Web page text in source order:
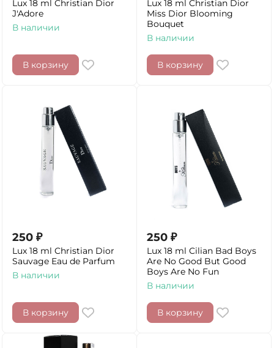
Lux 18 ml Christian Dior
J'Adore
В наличии
В корзину
Lux 18 ml Christian Dior
Miss Dior Blooming
Bouquet
В наличии
В корзину
250 ₽
Lux 18 ml Christian Dior
Sauvage Eau de Parfum
В наличии
В корзину
250 ₽
Lux 18 ml Cilian Bad Boys
Are No Good But Good
Boys Are No Fun
В наличии
В корзину